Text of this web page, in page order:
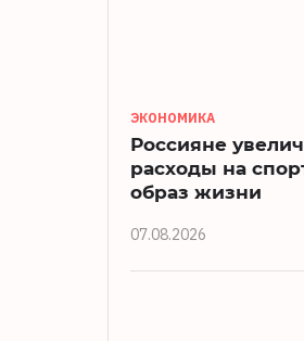
ЭКОНОМИКА
Россияне
расходы на
образ жизни
07.08.2026